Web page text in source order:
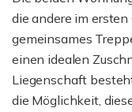
die andere im
gemeinsames
einen idealen
Liegenschaft
die Möglichkeit,